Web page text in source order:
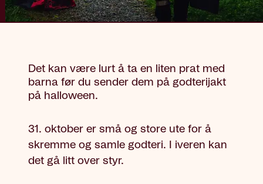
Det kan være lurt å ta en liten prat med
barna før du sender dem på godterijakt
på halloween.
31. oktober er små og store ute for å
skremme og samle godteri. I iveren kan
det gå litt over styr.